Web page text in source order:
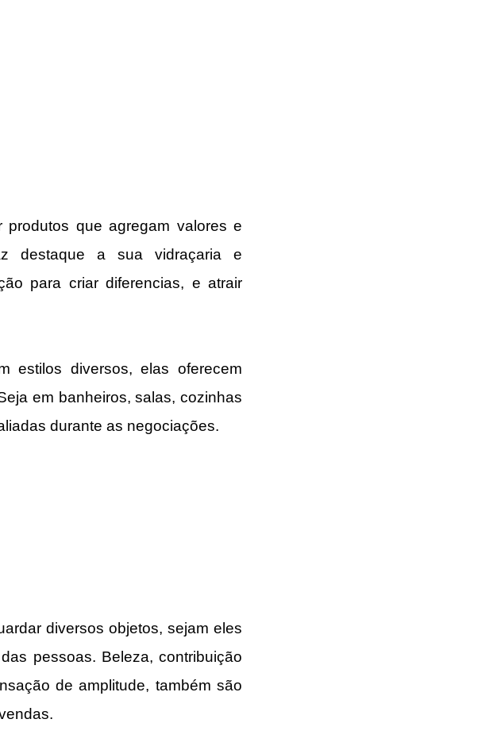
produtos que agregam valores e
destaque a sua vidraçaria e
para criar diferencias, e atrair
estilos diversos, elas oferecem
em banheiros, salas, cozinhas
durante as negociações.
diversos objetos, sejam eles
pessoas. Beleza, contribuição
de amplitude, também são